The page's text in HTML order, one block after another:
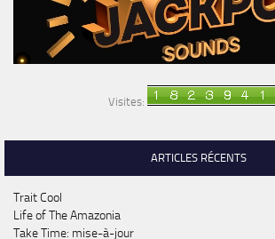
Visites:
ARTICLES RÉCENTS
Trait Cool
Life of The Amazonia
Take Time: mise-à-jour